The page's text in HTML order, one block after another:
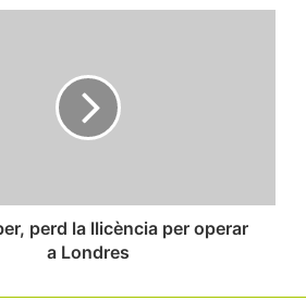
Les 9 rutes del vi catalanes creen la
perd la llicència per operar
a Londres